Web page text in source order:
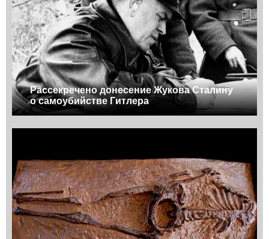
Рассекречено донесение Жукова Сталину
о самоубийстве Гитлера